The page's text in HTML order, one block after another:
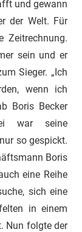
und gewann
der Welt. Für
Zeitrechnung.
sein und er
Sieger. „Ich
wenn ich
Boris Becker
war seine
so gespickt.
Boris
eine Reihe
sich eine
in einem
Nun folgte der